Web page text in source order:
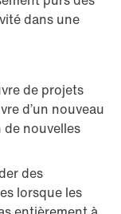
dans une
de projets
d’un nouveau
nouvelles
des
lorsque les